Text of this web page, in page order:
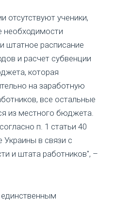
отсутствуют ученики,
необходимости
штатное расписание
и расчет субвенции
которая
на заработную
все остальные
из местного бюджета.
п. 1 статьи 40
Украины в связи с
и штата работников", –